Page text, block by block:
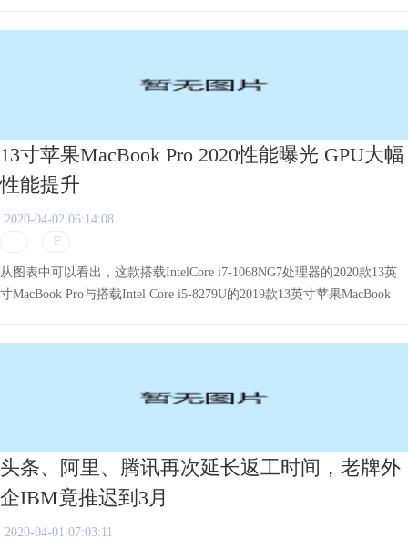
13寸苹果MacBook Pro 2020性能曝光 GPU大幅
性能提升
2020-04-02 06:14:08
从图表中可以看出，这款搭载IntelCore i7-1068NG7处理器的2020款13英
寸MacBook Pro与搭载Intel Core i5-8279U的2019款13英寸苹果MacBook
头条、阿里、腾讯再次延长返工时间，老牌外
企IBM竟推迟到3月
2020-04-01 07:03:11